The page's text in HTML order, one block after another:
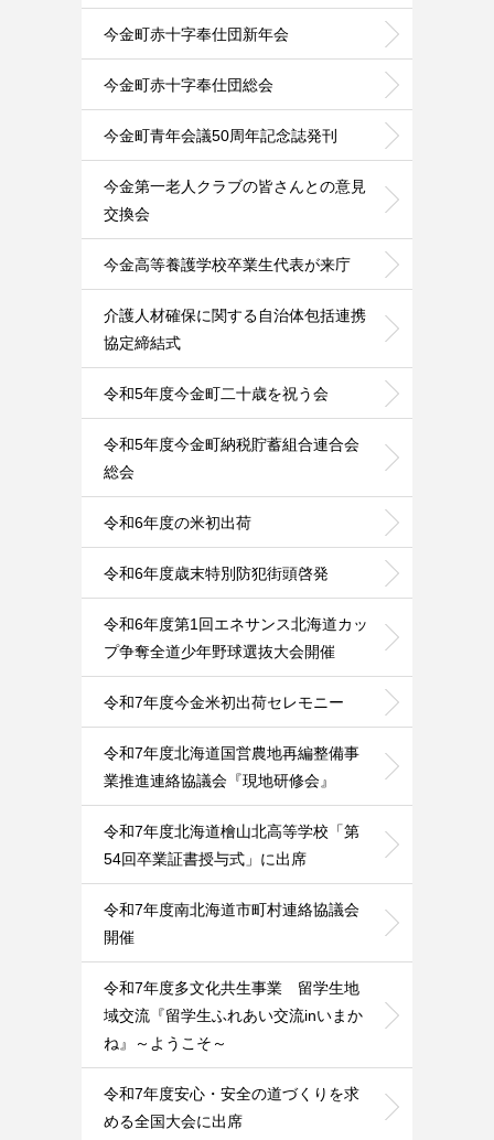
今金町赤十字奉仕団新年会
今金町赤十字奉仕団総会
今金町青年会議50周年記念誌発刊
今金第一老人クラブの皆さんとの意見
交換会
今金高等養護学校卒業生代表が来庁
介護人材確保に関する自治体包括連携
協定締結式
令和5年度今金町二十歳を祝う会
令和5年度今金町納税貯蓄組合連合会
総会
令和6年度の米初出荷
令和6年度歳末特別防犯街頭啓発
令和6年度第1回エネサンス北海道カッ
プ争奪全道少年野球選抜大会開催
令和7年度今金米初出荷セレモニー
令和7年度北海道国営農地再編整備事
業推進連絡協議会『現地研修会』
令和7年度北海道檜山北高等学校「第
54回卒業証書授与式」に出席
令和7年度南北海道市町村連絡協議会
開催
令和7年度多文化共生事業 留学生地
域交流『留学生ふれあい交流inいまか
ね』～ようこそ～
令和7年度安心・安全の道づくりを求
める全国大会に出席